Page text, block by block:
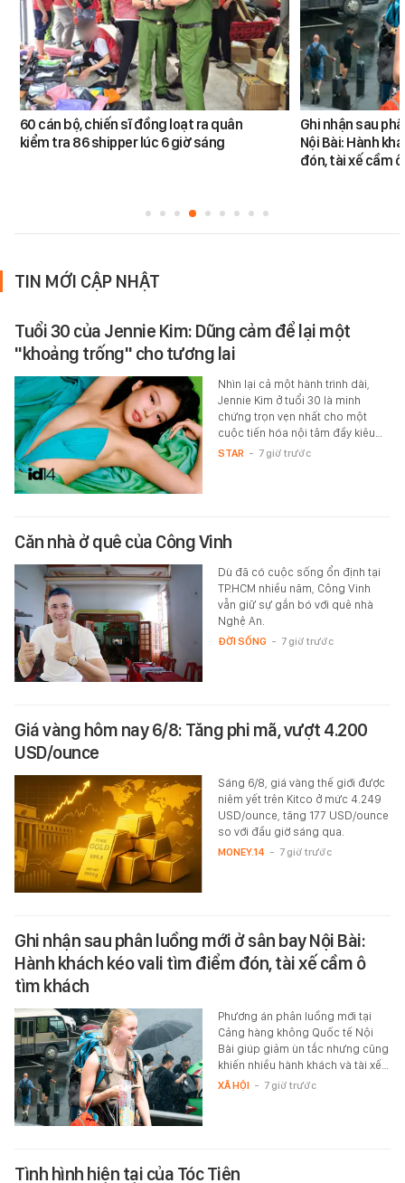
60 cán bộ, chiến sĩ đồng loạt ra quân
kiểm tra 86 shipper lúc 6 giờ sáng
Ghi nhận sau
Nội Bài: Hành
đón, tài xế cầm
TIN MỚI CẬP NHẬT
Tuổi 30 của Jennie Kim: Dũng cảm để lại một
"khoảng trống" cho tương lai
Nhìn lại cả một hành trình dài,
Jennie Kim ở tuổi 30 là minh
chứng trọn vẹn nhất cho một
cuộc tiến hóa nội tâm đầy kiêu…
STAR - 7 giờ trước
Căn nhà ở quê của Công Vinh
Dù đã có cuộc sống ổn định tại
TP.HCM nhiều năm, Công Vinh
vẫn giữ sự gắn bó với quê nhà
Nghệ An.
ĐỜI SỐNG - 7 giờ trước
Giá vàng hôm nay 6/8: Tăng phi mã, vượt 4.200
USD/ounce
Sáng 6/8, giá vàng thế giới được
niêm yết trên Kitco ở mức 4.249
USD/ounce, tăng 177 USD/ounce
so với đầu giờ sáng qua.
MONEY.14 - 7 giờ trước
Ghi nhận sau phân luồng mới ở sân bay Nội Bài:
Hành khách kéo vali tìm điểm đón, tài xế cầm ô
tìm khách
Phương án phân luồng mới tại
Cảng hàng không Quốc tế Nội
Bài giúp giảm ùn tắc nhưng cũng
khiến nhiều hành khách và tài xế…
XÃ HỘI - 7 giờ trước
Tình hình hiện tại của Tóc Tiên